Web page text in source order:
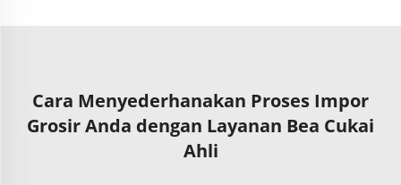
Cara Menyederhanakan Proses Impor
Grosir Anda dengan Layanan Bea Cukai
Ahli